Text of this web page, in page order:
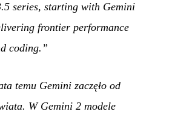
series, starting with Gemini
frontier performance
coding.”
temu Gemini zaczęło od
W Gemini 2 modele